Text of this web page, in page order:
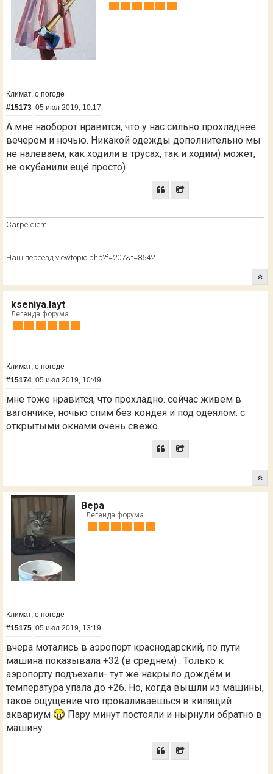
Климат, о погоде
#15173 05 июл 2019, 10:17
А мне наоборот нравится, что у нас сильно прохладнее
вечером и ночью. Никакой одежды дополнительно мы
не налеваем, как ходили в трусах, так и ходим) может,
не окубанили ещё просто)
Сarpe diem!
Наш переезд viewtopic.php?f=207&t=8642
kseniya.layt
Легенда форума
Климат, о погоде
#15174 05 июл 2019, 10:49
мне тоже нравится, что прохладно. сейчас живем в
вагончике, ночью спим без кондея и под одеялом. с
открытыми окнами очень свежо.
Вера
Легенда форума
Климат, о погоде
#15175 05 июл 2019, 13:19
вчера мотались в аэропорт краснодарский, по пути
машина показывала +32 (в среднем) . Только к
аэропорту подъехали- тут же накрыло дождём и
температура упала до +26. Но, когда вышли из машины,
такое ощущение что проваливаешься в кипящий
аквариум
Пару минут постояли и нырнули обратно в
машину